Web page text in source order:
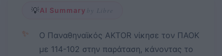
💡AI Summary by Libre
✨
Ο Παναθηναϊκός AKTOR νίκησε τον ΠΑΟΚ
με 114-102 στην παράταση, κάνοντας το